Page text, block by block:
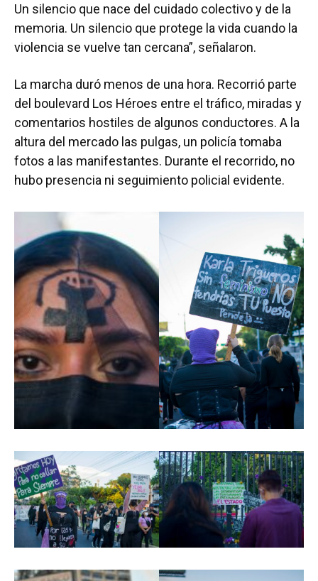
Un silencio que nace del cuidado colectivo y de la
memoria. Un silencio que protege la vida cuando la
violencia se vuelve tan cercana”, señalaron.
La marcha duró menos de una hora. Recorrió parte
del boulevard Los Héroes entre el tráfico, miradas y
comentarios hostiles de algunos conductores. A la
altura del mercado las pulgas, un policía tomaba
fotos a las manifestantes. Durante el recorrido, no
hubo presencia ni seguimiento policial evidente.